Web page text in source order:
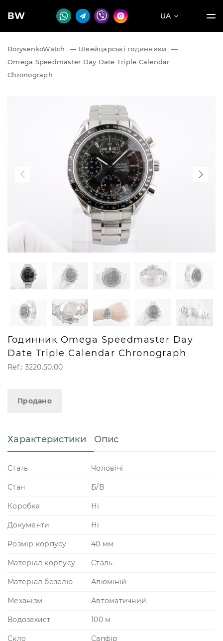
BW UA
BorysenkoWatch — Швейцарські годинники
—
Omega Speedmaster Day Date Triple Calendar
Chronograph
Годинник Omega Speedmaster Day
Date Triple Calendar Chronograph
Ref.: 3220.50.00
Продано
Характеристики Опис
Стать Чоловічі
Стан Б/В
Коробка Ні
Документи Ні
Розмір корпусу 40 мм
Матеріал корпусу Сталь
Матеріал безелю Алюміній
Механізм Автоматичний
Водозахист 100 м
Скло Сапфір